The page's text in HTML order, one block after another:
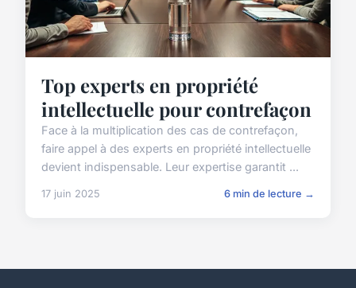
Top experts en propriété
intellectuelle pour contrefaçon
Face à la multiplication des cas de contrefaçon,
faire appel à des experts en propriété intellectuelle
devient indispensable. Leur expertise garantit ...
17 juin 2025 6 min de lecture →